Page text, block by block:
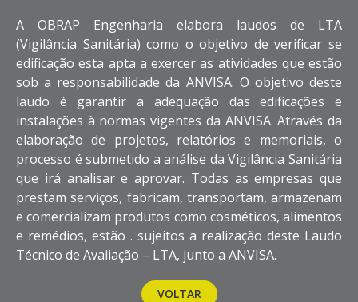
A OBRAP Engenharia elabora laudos de LTA
(Vigilância Sanitária) como o objetivo de verificar se
edificação esta apta a exercer as atividades que estão
sob a responsabilidade da ANVISA. O objetivo deste
laudo é garantir a adequação das edificações e
instalações à normas vigentes da ANVISA. Através da
elaboração de projetos, relatórios e memoriais, o
processo é submetido a análise da Vigilância Sanitária
que irá analisar e aprovar. Todas as empresas que
prestam serviços, fabricam, transportam, armazenam
e comercializam produtos como cosméticos, alimentos
e remédios, estão . sujeitos a realização deste Laudo
Técnico de Avaliação – LTA, junto a ANVISA.
VOLTAR